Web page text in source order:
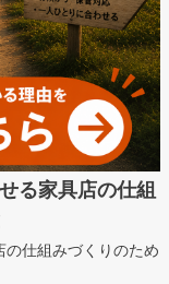
る家具店の仕組
の仕組みづくりのため